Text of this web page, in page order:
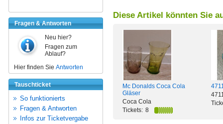
Fragen & Antworten
Neu hier?
Fragen zum
Ablauf?
Hier finden Sie Antworten
Tauschticket
So funktionierts
Fragen & Antworten
Infos zur Ticketvergabe
Diese Artikel könnten Sie
Mc Donalds Coca Cola
Gläser
Coca Cola
Tickets: 8